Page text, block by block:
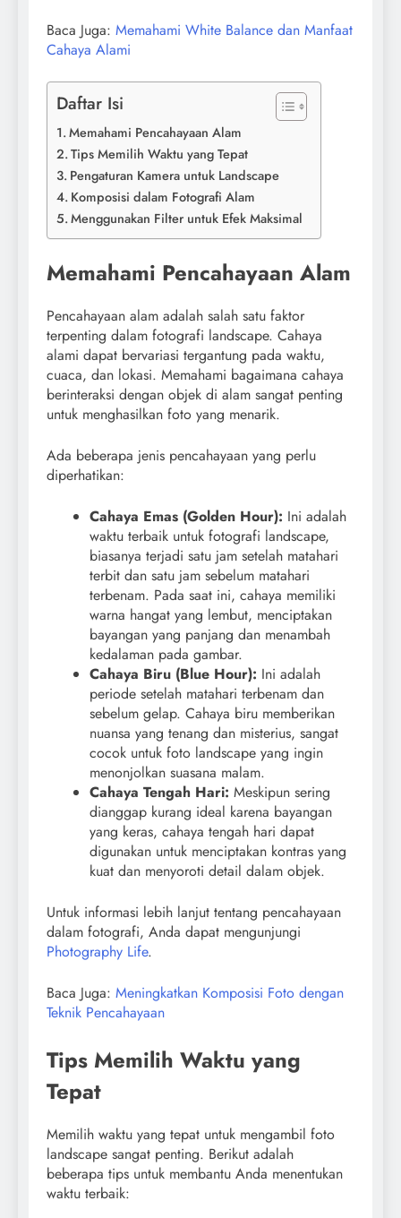
Baca Juga: Memahami White Balance dan Manfaat
Cahaya Alami
Daftar Isi
Memahami Pencahayaan Alam
Tips Memilih Waktu yang Tepat
Pengaturan Kamera untuk Landscape
Komposisi dalam Fotografi Alam
Menggunakan Filter untuk Efek Maksimal
Memahami Pencahayaan Alam
Pencahayaan alam adalah salah satu faktor
terpenting dalam fotografi landscape. Cahaya
alami dapat bervariasi tergantung pada waktu,
cuaca, dan lokasi. Memahami bagaimana cahaya
berinteraksi dengan objek di alam sangat penting
untuk menghasilkan foto yang menarik.
Ada beberapa jenis pencahayaan yang perlu
diperhatikan:
Cahaya Emas (Golden Hour): Ini adalah
waktu terbaik untuk fotografi landscape,
biasanya terjadi satu jam setelah matahari
terbit dan satu jam sebelum matahari
terbenam. Pada saat ini, cahaya memiliki
warna hangat yang lembut, menciptakan
bayangan yang panjang dan menambah
kedalaman pada gambar.
Cahaya Biru (Blue Hour): Ini adalah
periode setelah matahari terbenam dan
sebelum gelap. Cahaya biru memberikan
nuansa yang tenang dan misterius, sangat
cocok untuk foto landscape yang ingin
menonjolkan suasana malam.
Cahaya Tengah Hari: Meskipun sering
dianggap kurang ideal karena bayangan
yang keras, cahaya tengah hari dapat
digunakan untuk menciptakan kontras yang
kuat dan menyoroti detail dalam objek.
Untuk informasi lebih lanjut tentang pencahayaan
dalam fotografi, Anda dapat mengunjungi
Photography Life.
Baca Juga: Meningkatkan Komposisi Foto dengan
Teknik Pencahayaan
Tips Memilih Waktu yang
Tepat
Memilih waktu yang tepat untuk mengambil foto
landscape sangat penting. Berikut adalah
beberapa tips untuk membantu Anda menentukan
waktu terbaik: